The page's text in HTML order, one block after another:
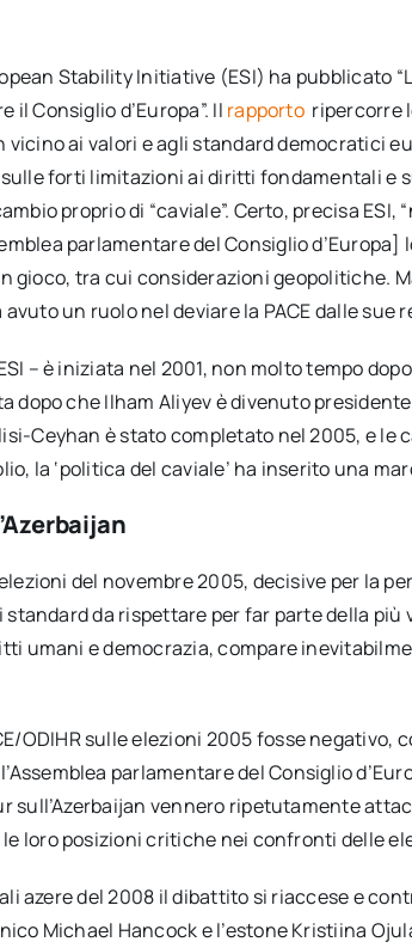
Stability Initiative (ESI) ha pubblicato
il Consiglio d’Europa”. Il rapporto ripercorre
vicino ai valori e agli standard democratici
forti limitazioni ai diritti fondamentali e
proprio di “caviale”. Certo, precisa
parlamentare del Consiglio
gioco, tra cui considerazioni geopolitiche.
un ruolo nel deviare la PACE dalle sue
– è iniziata nel 2001, non molto tempo
dopo che Ilham Aliyev è divenuto
Ceyhan è stato completato nel 2005, e le
la ‘politica del caviale’ ha inserito una
del novembre 2005, decisive per la
standard da rispettare per far parte della
umani e democrazia, compare
ODIHR sulle elezioni 2005 fosse negativo,
parlamentare del Consiglio
sull’Azerbaijan vennero ripetutamente
le loro posizioni critiche nei confronti delle
azere del 2008 il dibattito si riaccese e
Michael Hancock e l’estone Kristiina